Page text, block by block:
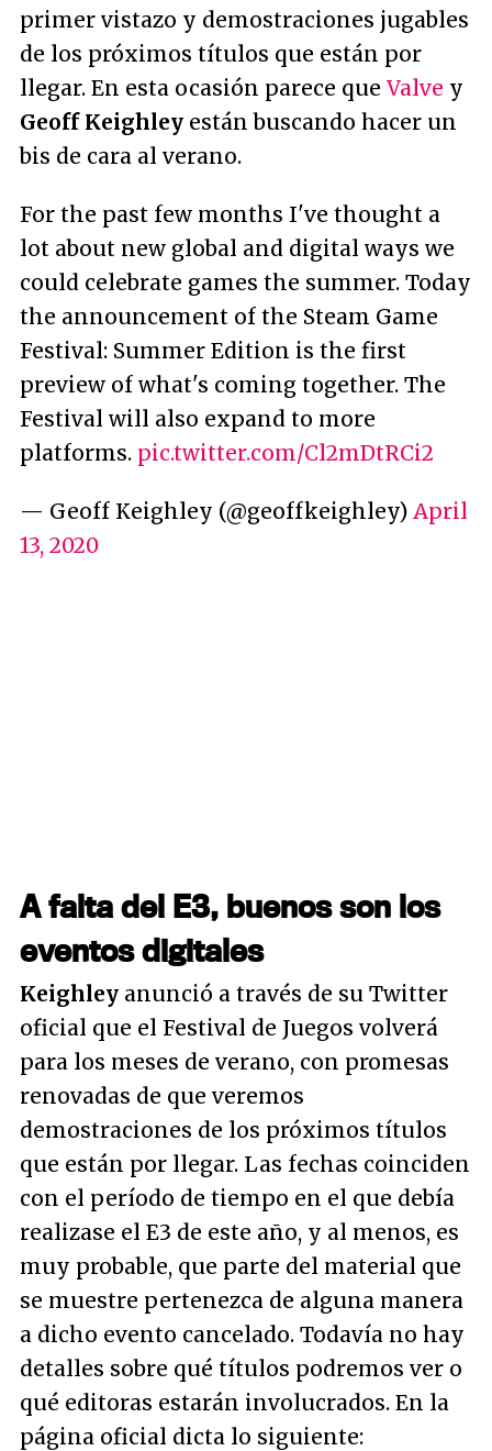
primer vistazo y demostraciones jugables
de los próximos títulos que están por
llegar. En esta ocasión parece que Valve y
Geoff Keighley están buscando hacer un
bis de cara al verano.
For the past few months I've thought a
lot about new global and digital ways we
could celebrate games the summer. Today
the announcement of the Steam Game
Festival: Summer Edition is the first
preview of what's coming together. The
Festival will also expand to more
platforms. pic.twitter.com/Cl2mDtRCi2
— Geoff Keighley (@geoffkeighley) April
13, 2020
A falta del E3, buenos son los
eventos digitales
Keighley anunció a través de su Twitter
oficial que el Festival de Juegos volverá
para los meses de verano, con promesas
renovadas de que veremos
demostraciones de los próximos títulos
que están por llegar. Las fechas coinciden
con el período de tiempo en el que debía
realizase el E3 de este año, y al menos, es
muy probable, que parte del material que
se muestre pertenezca de alguna manera
a dicho evento cancelado. Todavía no hay
detalles sobre qué títulos podremos ver o
qué editoras estarán involucrados. En la
página oficial dicta lo siguiente: